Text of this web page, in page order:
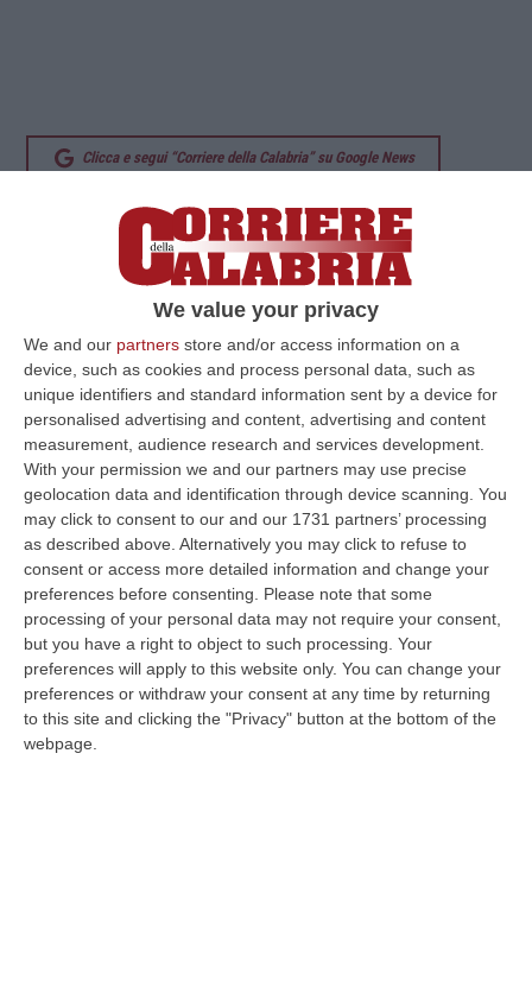
We value your privacy
We and our partners store and/or access information on a
device, such as cookies and process personal data, such as
unique identifiers and standard information sent by a device for
personalised advertising and content, advertising and content
measurement, audience research and services development.
With your permission we and our partners may use precise
geolocation data and identification through device scanning. You
may click to consent to our and our 1731 partners’ processing
as described above. Alternatively you may click to refuse to
consent or access more detailed information and change your
preferences before consenting. Please note that some
processing of your personal data may not require your consent,
but you have a right to object to such processing. Your
preferences will apply to this website only. You can change your
preferences or withdraw your consent at any time by returning
to this site and clicking the "Privacy" button at the bottom of the
webpage.
Clicca e segui “Corriere della Calabria” su Google News
L’allargamento della web tax alle
piccole e medie imprese, previsto dalla legge
di Bilancio per il 2025, colpirà inevitabilmente
anche i giornali che realizzano ricavi dalla
pubblicità online. La Federazione italiana
degli editori (Fieg) esprime per questo
“stupore e amarezza” e auspica “un
intervento correttivo del Parlamento che eviti
la beffa di una nuova tassazione sulle
imprese italiane del settore, le stesse
imprese che si intendeva tutelare e
salvaguardare“. Infatti l’imposta del 3% sui
ricavi da servizi digitali era nata durante il
governo Gentiloni – anche se la prima
applicazione è poi slittata al 2020 – per
colpire i grandi operatori del web e, ricorda la